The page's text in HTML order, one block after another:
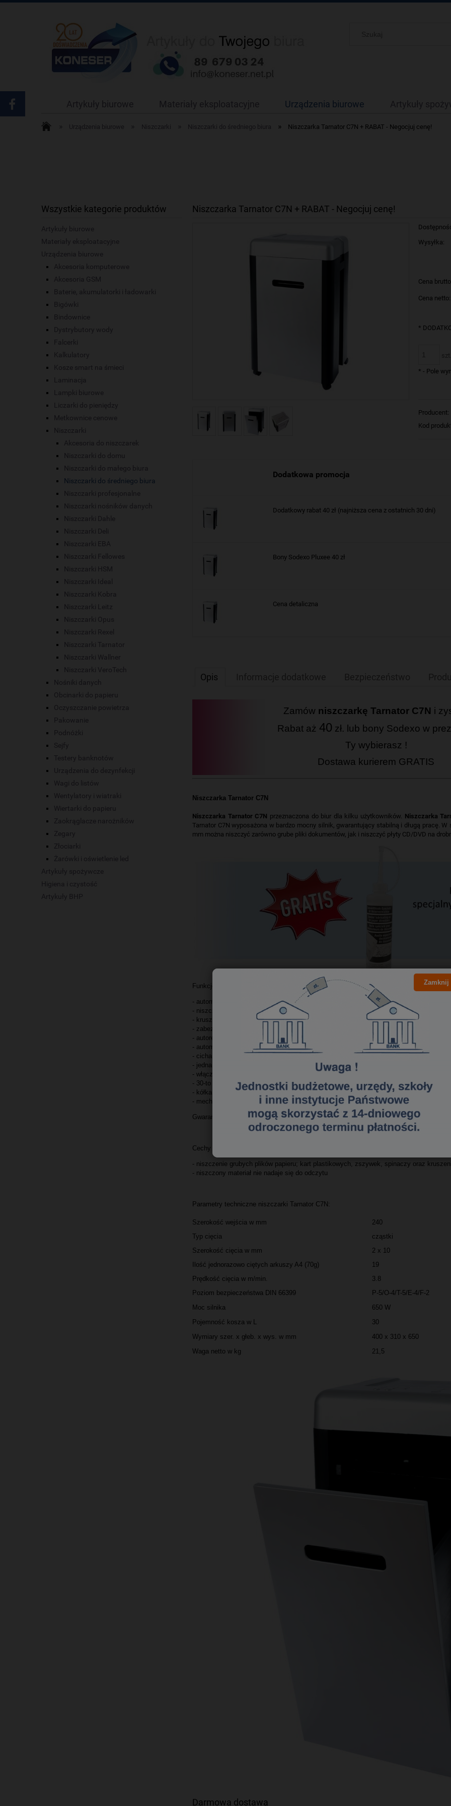
Artykuły biurowe Materiały eksploatacyjne Urządzenia biurowe Artykuły
Urządzenia biurowe Niszczarki Niszczarki do średniego biura » Niszczarka Tarnator C7N + RABAT - Negocjuj cenę!
Wszystkie kategorie produktów
Artykuły biurowe
Materiały eksploatacyjne
Urządzenia biurowe
Akcesoria komputerowe
Akcesoria GSM
Baterie, akumulatorki i ładowarki
Bigówki
Bindownice
Dystrybutory wody
Falcerki
Kalkulatory
Kosze smart na śmieci
Laminacja
Lampki biurowe
Liczarki do pieniędzy
Metkownice cenowe
Niszczarki
Akcesoria do niszczarek
Niszczarki do domu
Niszczarki do małego biura
Niszczarki do średniego biura
Niszczarki profesjonalne
Niszczarki nośników danych
Niszczarki Dahle
Niszczarki Deli
Niszczarki EBA
Niszczarki Fellowes
Niszczarki HSM
Niszczarki Ideal
Niszczarki Kobra
Niszczarki Leitz
Niszczarki Opus
Niszczarki Rexel
Niszczarki Tarnator
Niszczarki Wallner
Niszczarki VeroTech
Nośniki danych
Obcinarki do papieru
Oczyszczanie powietrza
Pakowanie
Podnóżki
Sejfy
Testery banknotów
Urządzenia do dezynfekcji
Wagi do listów
Wentylatory i wiatraki
Wiertarki do papieru
Zaokrąglacze narożników
Zegary
Złociarki
Żarówki i oświetlenie led
Artykuły spożywcze
Higiena i czystość
Artykuły BHP
Niszczarka Tarnator C7N + RABAT - Negocjuj cenę!
Wysyłka:
Cena
Cena netto:
*
* - Pole
Producent:
Kod
Dodatkowa promocja
Dodatkowy rabat 40 zł (najniższa cena z ostatnich 30 dni)
Bony Sodexo Pluxee 40 zł
Cena detaliczna
Opis
Zamów niszczarkę Tarnator C7N i
Rabat aż 40 zł. lub bony Sodexo w
Ty wybierasz !
Dostawa kurierem GRATIS
Niszczarka Tarnator C7N
Niszczarka Tarnator C7N przeznaczona do biur dla kilku użytkowników. Niszczarka
Tarnator C7N wyposażona w bardzo mocny silnik, gwarantujący stabilną i długą pracę.
mm można niszczyć zarówno grube pliki dokumentów, jak i niszczyć płyty CD/DVD na
Funkcje
- automatyczny start/stop
- niszczenie: papieru (do 19 arkuszy jednocześnie) (P-5), kart plastikowych (T-5),
- kruszenie płyt CD/DVD w tej samej szczelinie co papier - na drobną ścinkę 2x10 mm
- zabezpieczenie termiczne silnika
- autorevers
- automatyczne zatrzymanie pracy noży i sygnał dźwiękowy (58 dB) przy otwarciu
- cicha praca
- jedna szczelina wejściowa
- włącznik główny dostępny na panelu obsługi
- 30-to litrowy pojemnik na ścinki nie wymaga częstego opróżniania
- kółka jezdne ułatwiające przemieszczanie niszczarki
- mechanizm tnący (koła zębate oraz noże tnące) wykonany w całości ze stali
Gwarancja na urządzenie wynosi 2 lata i 10 lat na noże tnące.
Cechy unikalne niszczarki Tarnator C7N:
- niszczenie grubych plików papieru; kart plastikowych, zszywek, spinaczy oraz
- niszczony materiał nie nadaje się do odczytu
Parametry techniczne niszczarki Tarnator C7N:
Szerokość wejścia w mm
240
Typ cięcia
cząstki
Szerokość cięcia w mm
2 x 10
Ilość jednorazowo ciętych arkuszy A4 (70g)
19
Prędkość cięcia w m/min.
3.8
Poziom bezpieczeństwa DIN 66399
P-5/O-4/T-5/E-4/F-2
Moc silnika
650 W
Pojemność kosza w L
30
Wymiary szer. x głeb. x wys. w mm
400 x 310 x 650
Waga netto w kg
21,5
Darmowa dostawa
Zamknij